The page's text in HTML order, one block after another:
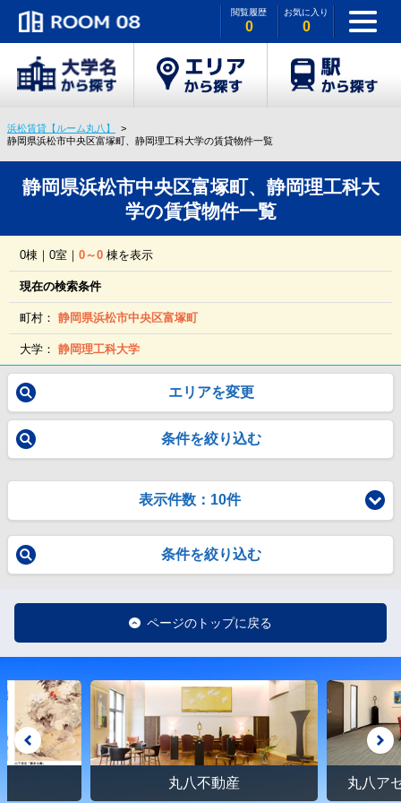
閲覧履歴
0
お気に入り
0
浜松賃貸【ルーム丸八】
静岡県浜松市中央区富塚町、静岡理工科大学の賃貸物件一覧
静岡県浜松市中央区富塚町、静岡理工科大
学の賃貸物件一覧
0棟｜0室｜0～0 棟を表示
現在の検索条件
町村：静岡県浜松市中央区富塚町
大学：静岡理工科大学
エリアを変更
条件を絞り込む
表示件数：10件
条件を絞り込む
ページのトップに戻る
丸八不動産 丸八ア